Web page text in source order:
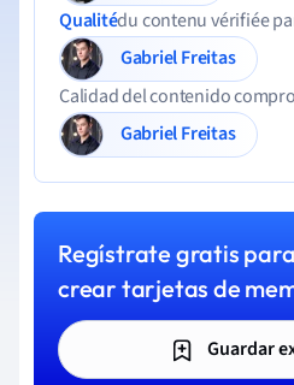
Qualitédu contenu vérifiée
Gabriel Freitas
Calidad del contenido
Gabriel Freitas
Regístrate gratis
crear tarjetas de
Guardar